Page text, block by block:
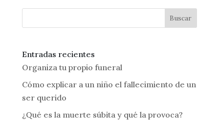
Buscar
Entradas recientes
Organiza tu propio funeral
Cómo explicar a un niño el fallecimiento de un
ser querido
¿Qué es la muerte súbita y qué la provoca?